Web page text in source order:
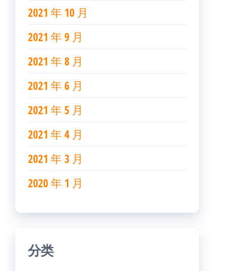
2021 年 10 月
2021 年 9 月
2021 年 8 月
2021 年 6 月
2021 年 5 月
2021 年 4 月
2021 年 3 月
2020 年 1 月
分类